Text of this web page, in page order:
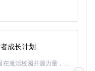
位更新高峰期，建议此
面试
否则优先考虑其他机会
成长计划
「源启盛夏」暑期校园开发者成长计划旨在激活校园开源力量，通过积分激励、认证扶持、资源倾斜等形式，引导高校组织和开发者完成「入驻 — 建项目 — 做贡献 — 获认证 — 得资源」的完整闭环。无论你是想带领社团入驻平台的组织者，还是希望用代码贡献证明自己的开发者，都能在这里找到属于你的成长路径。